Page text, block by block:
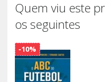
Quem viu este
os seguintes
-10%